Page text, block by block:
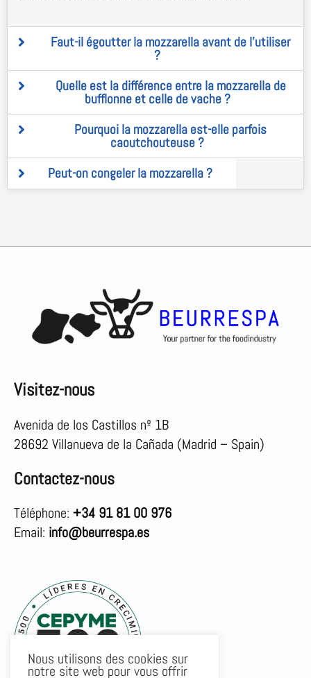
Faut-il égoutter la mozzarella avant de l'utiliser
?
Quelle est la différence entre la mozzarella de
bufflonne et celle de vache ?
Pourquoi la mozzarella est-elle parfois
caoutchouteuse ?
Peut-on congeler la mozzarella ?
Visitez-nous
Avenida de los Castillos nº 1B
28692 Villanueva de la Cañada (Madrid – Spain)
Contactez-nous
Téléphone: +34 91 81 00 976
Email: info@beurrespa.es
Nous utilisons des cookies sur
notre site web pour vous offrir